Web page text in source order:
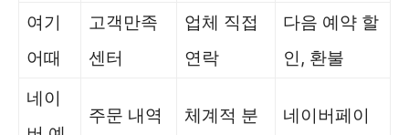
여기
어때
고객만족
센터
업체 직접
연락
다음 예약 할
인, 환불
네이
주문 내역
체계적 분
네이버페이